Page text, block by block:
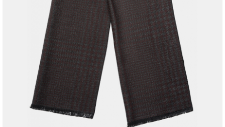
Москва
Да, все верно Изменить город